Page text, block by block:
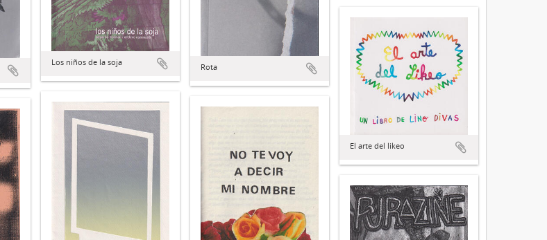
Los niños de la soja Rota
El arte del likeo